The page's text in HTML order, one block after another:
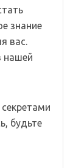
знание
вас.
нашей
будьте